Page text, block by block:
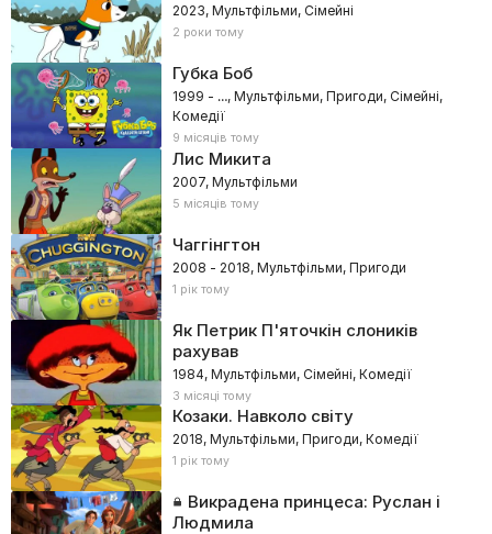
2023, Мультфільми, Сімейні
2 роки тому
Губка Боб
1999 - …, Мультфільми, Пригоди, Сімейні,
Комедії
9 місяців тому
Лис Микита
2007, Мультфільми
5 місяців тому
Чаггінгтон
2008 - 2018, Мультфільми, Пригоди
1 рік тому
Як Петрик П'яточкін слоників
рахував
1984, Мультфільми, Сімейні, Комедії
3 місяці тому
Козаки. Навколо світу
2018, Мультфільми, Пригоди, Комедії
1 рік тому
Викрадена принцеса: Руслан і
Людмила